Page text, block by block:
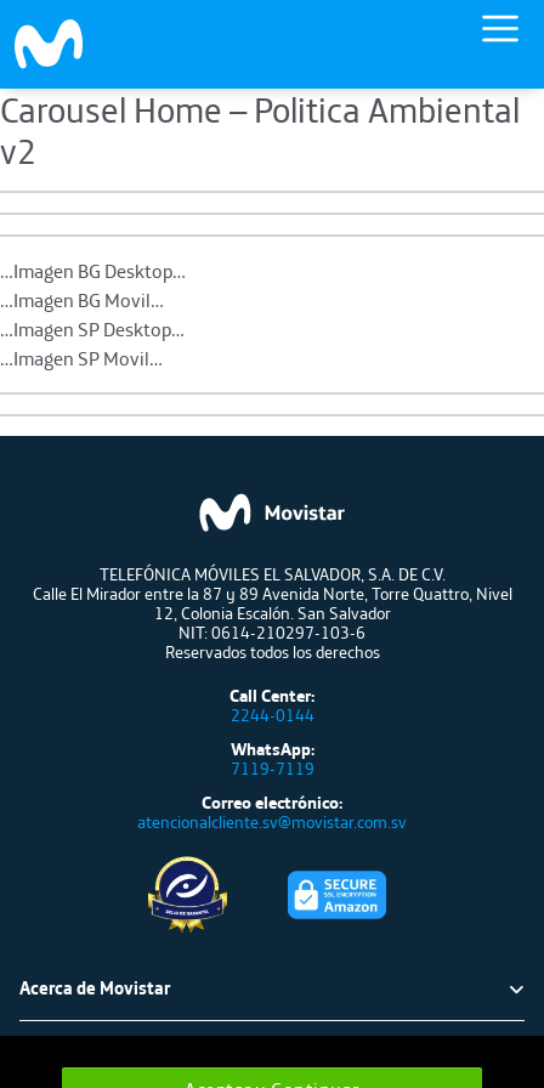
Skip to main content
Carousel Home – Politica Ambiental
v2
…Imagen BG Desktop…
…Imagen BG Movil…
…Imagen SP Desktop…
…Imagen SP Movil…
TELEFÓNICA MÓVILES EL SALVADOR, S.A. DE C.V.
Calle El Mirador entre la 87 y 89 Avenida Norte, Torre Quattro, Nivel
12, Colonia Escalón. San Salvador
NIT: 0614-210297-103-6
Reservados todos los derechos
Call Center:
2244-0144
WhatsApp:
7119-7119
Correo electrónico:
atencionalcliente.sv@movistar.com.sv
Acerca de Movistar
Atención al cliente